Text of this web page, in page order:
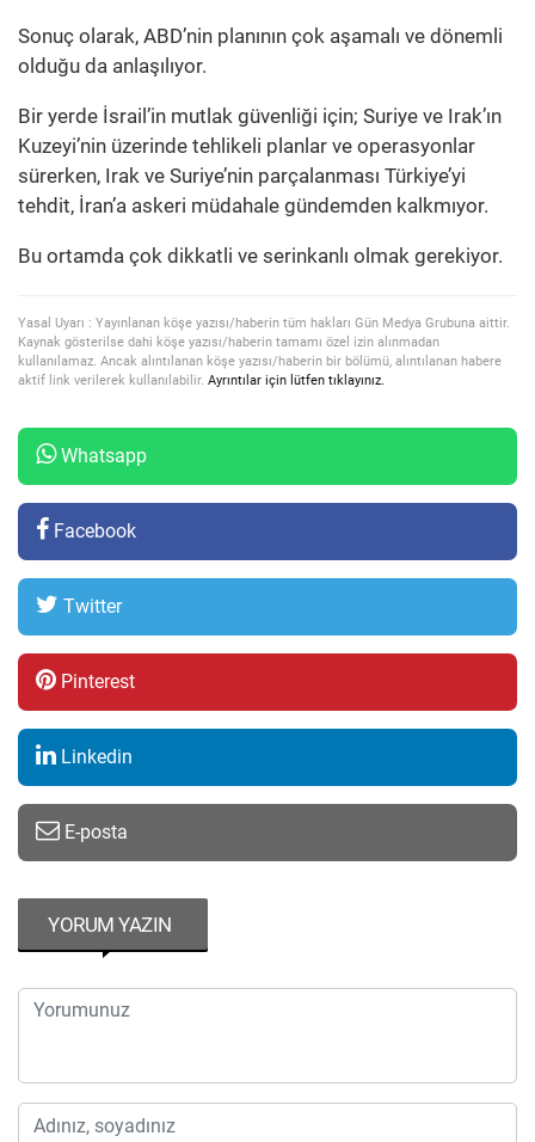
Sonuç olarak, ABD’nin planının çok aşamalı ve dönemli
olduğu da anlaşılıyor.
Bir yerde İsrail’in mutlak güvenliği için; Suriye ve Irak’ın
Kuzeyi’nin üzerinde tehlikeli planlar ve operasyonlar
sürerken, Irak ve Suriye’nin parçalanması Türkiye’yi
tehdit, İran’a askeri müdahale gündemden kalkmıyor.
Bu ortamda çok dikkatli ve serinkanlı olmak gerekiyor.
Yasal Uyarı : Yayınlanan köşe yazısı/haberin tüm hakları Gün Medya Grubuna aittir.
Kaynak gösterilse dahi köşe yazısı/haberin tamamı özel izin alınmadan
kullanılamaz. Ancak alıntılanan köşe yazısı/haberin bir bölümü, alıntılanan habere
aktif link verilerek kullanılabilir. Ayrıntılar için lütfen tıklayınız.
Whatsapp
Facebook
Twitter
Pinterest
Linkedin
E-posta
YORUM YAZIN